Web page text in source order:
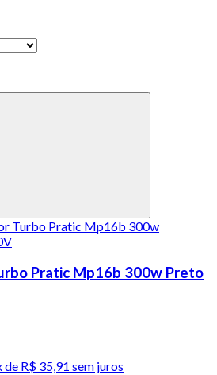
Pratic Mp16b 300w Preto
de R$ 35,91 sem juros